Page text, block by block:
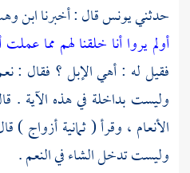
حدثنييونسقال : أخبرناابن
أولم يروا أنا خلقنا لهم مما عملت
فقيل له : أهي الإبل ؟ فقال :
وليست بداخلة في هذه الآية .
الأنعام ، وقرأ ( ثمانية أزواج )
وليست تدخل الشاء في النعم .